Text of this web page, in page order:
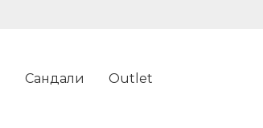
Сандали Outlet